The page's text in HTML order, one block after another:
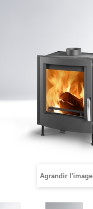
Agrandir l'image